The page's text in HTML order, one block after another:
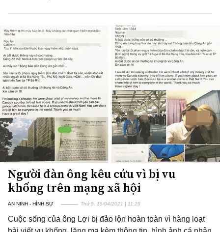
Người đàn ông kêu cứu vì bị vu
khống trên mạng xã hội
AN NINH - HÌNH SỰ Thứ 5, 15/04/2021 | 11:25
Cuộc sống của ông Lợi bị đảo lộn hoàn toàn vì hàng loạt